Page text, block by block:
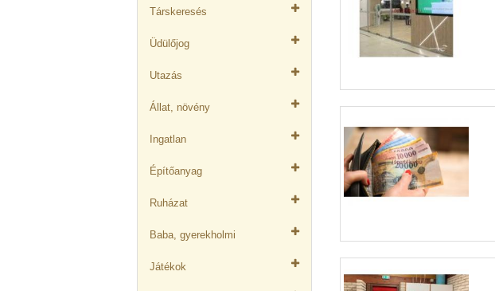
Társkeresés
Üdülőjog
Utazás
Állat, növény
Ingatlan
Építőanyag
Ruházat
Baba, gyerekholmi
Játékok